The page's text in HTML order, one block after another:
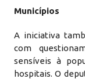
Municípios
A iniciativa
com
sensíveis à
hospitais. O